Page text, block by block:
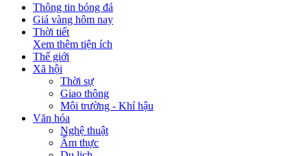
Thông tin bóng đá
Giá vàng hôm nay
Thời tiết
Xem thêm tiện ích
Thế giới
Xã hội
Thời sự
Giao thông
Môi trường - Khí hậu
Văn hóa
Nghệ thuật
Ẩm thực